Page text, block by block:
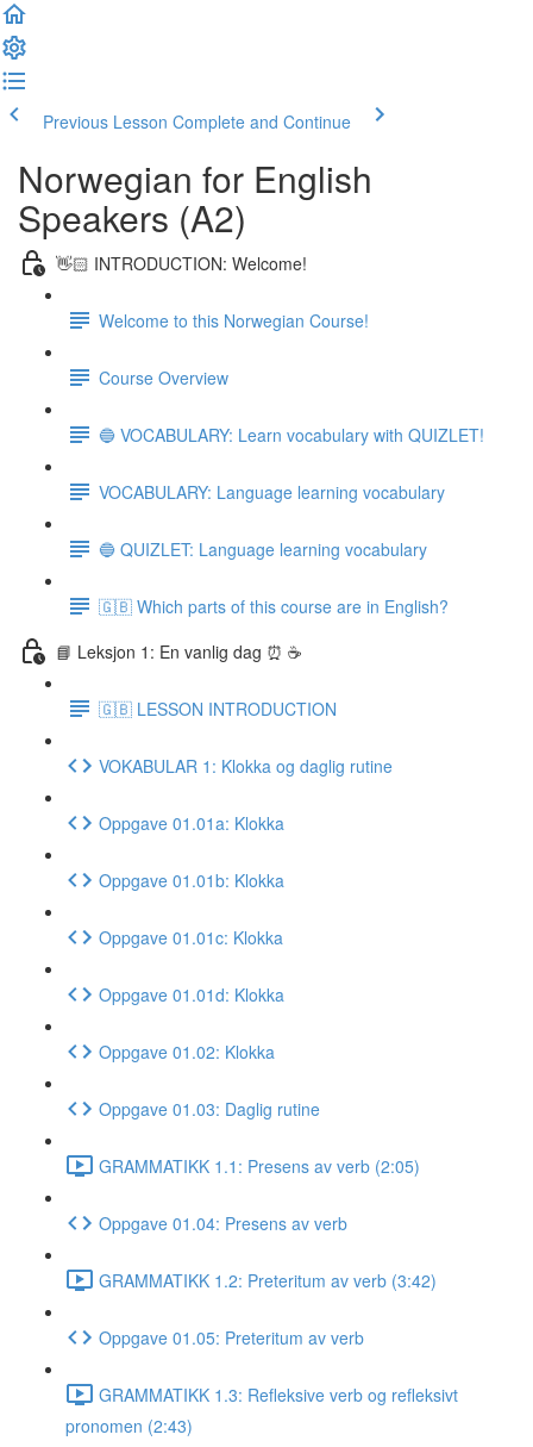
Previous Lesson Complete and Continue
Norwegian for English
Speakers (A2)
👋🏻 INTRODUCTION: Welcome!
Welcome to this Norwegian Course!
Course Overview
🔵 VOCABULARY: Learn vocabulary with QUIZLET!
VOCABULARY: Language learning vocabulary
🔵 QUIZLET: Language learning vocabulary
🇬🇧 Which parts of this course are in English?
📘 Leksjon 1: En vanlig dag ⏰ ☕️
🇬🇧 LESSON INTRODUCTION
VOKABULAR 1: Klokka og daglig rutine
Oppgave 01.01a: Klokka
Oppgave 01.01b: Klokka
Oppgave 01.01c: Klokka
Oppgave 01.01d: Klokka
Oppgave 01.02: Klokka
Oppgave 01.03: Daglig rutine
GRAMMATIKK 1.1: Presens av verb (2:05)
Oppgave 01.04: Presens av verb
GRAMMATIKK 1.2: Preteritum av verb (3:42)
Oppgave 01.05: Preteritum av verb
GRAMMATIKK 1.3: Refleksive verb og refleksivt
pronomen (2:43)